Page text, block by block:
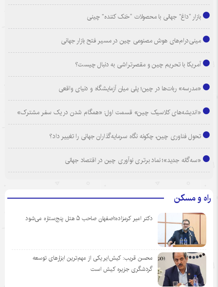
بازار “داغ” جهانی با محصولات “خنک کننده” چینی
مینی‌درام‌های هوش مصنوعی چین در مسیر فتح بازار جهانی
آمریکا با تحریم چین و مقصرتراشی به دنبال چیست؟
«مدرسه» ربات‌ها در چین؛ پلی میان آزمایشگاه و دنیای واقعی
«اندیشه‌های کلاسیک چین» قسمت اول: «همگام شدن در یک سفر مشترک»
تحول فناوری چین، چکونه نگاه سرمایه‌گذاران جهانی را تغییر داد؟
«سه‌گانه جدید»؛ نماد برتری نوآوری چین در اقتصاد جهانی
راه و مسکن
دکتر امیر کرمزاده؛اصفهان صاحب ۵ هتل پنج‌ستاره می‌شود
محسن قریب: کیش‌ایر یکی از مهم‌ترین ابزارهای توسعه
گردشگری جزیره کیش است